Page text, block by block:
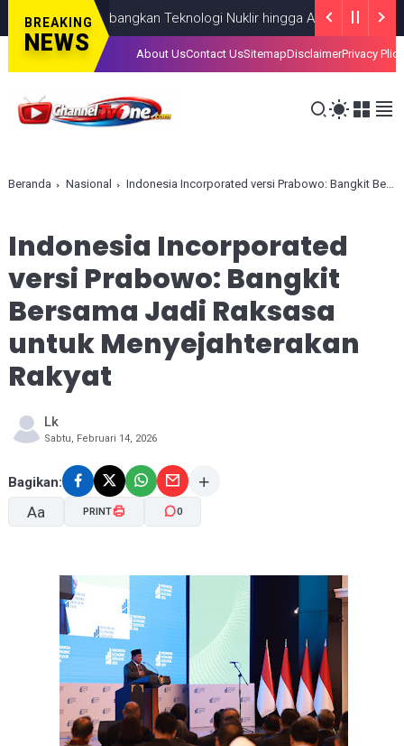
BREAKING
NEWS
Kembangkan Teknologi Nuklir hingga AI NASIONAL AUGUST
About UsContact UsSitemapDisclaimerPrivacy Plice
Beranda Nasional Indonesia Incorporated versi Prabowo: Bangkit Bersama Jadi Raksasa untuk Menyejahterakan Rakyat
Indonesia Incorporated
versi Prabowo: Bangkit
Bersama Jadi Raksasa
untuk Menyejahterakan
Rakyat
Lk
Sabtu, Februari 14, 2026
Bagikan:
Aa PRINT 0